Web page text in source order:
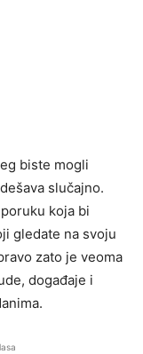
biste mogli
slučajno.
koja bi
gledate na svoju
zato je veoma
događaje i